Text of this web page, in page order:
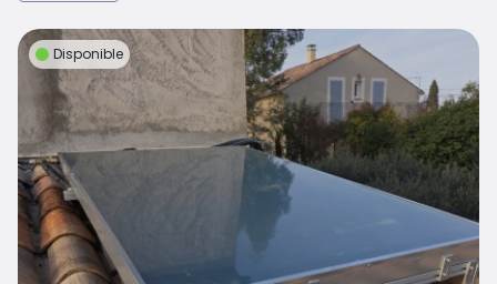
Disponible